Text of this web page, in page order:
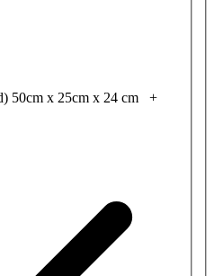
50cm x 25cm x 24 cm
+